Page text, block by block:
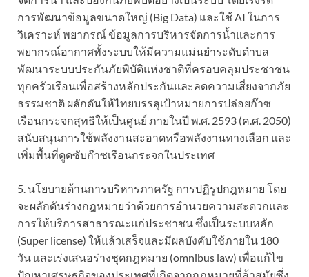
การพัฒนาข้อมูลขนาดใหญ่ (Big Data) และใช้ AI ในการ
วิเคราะห์ พยากรณ์ ข้อมูลการบริหารจัดการน้ำและการ
พยากรณ์อากาศทั้งระบบให้มีความแม่นยำระดับตำบล
พัฒนาระบบประกันภัยพิบัติแห่งชาติที่ครอบคลุมประชาชน
ทุกครัวเรือนเพื่อสร้างหลักประกันและลดความเสี่ยงจากภัย
ธรรมชาติ ผลักดันให้ไทยบรรลุเป้าหมายการปล่อยก๊าซ
เรือนกระจกสุทธิให้เป็นศูนย์ ภายในปี พ.ศ. 2593 (ค.ศ. 2050)
สนับสนุนการใช้พลังงานสะอาดหรือพลังงานทางเลือก และ
เพิ่มพื้นที่ดูดซับก๊าซเรือนกระจกในประเทศ
5. นโยบายด้านการบริหารภาครัฐ การปฏิรูปกฎหมาย โดย
จะผลักดันร่างกฎหมายว่าด้วยการอำนวยความสะดวกและ
การให้บริการสาธารณะแก่ประชาชน ซึ่งเป็นระบบหลัก
(Super license) ให้แล้วเสร็จและมีผลบังคับใช้ภายใน 180
วัน และเร่งเสนอร่างชุดกฎหมาย (omnibus law) เพื่อแก้ไข